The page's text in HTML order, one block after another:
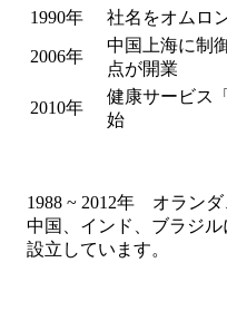
1990年
社名をオムロ
2006年
中国上海に制
点が開業
2010年
健康サービス
始
1988 ~ 2012年 オランダ
中国、インド、ブラジ
設立しています。